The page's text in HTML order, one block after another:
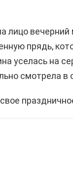
лицо
прядь,
уселась на
смотрела в